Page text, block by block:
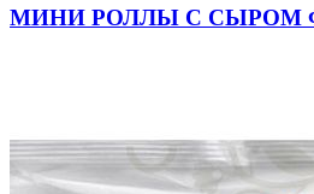
МИНИ РОЛЛЫ С СЫРОМ